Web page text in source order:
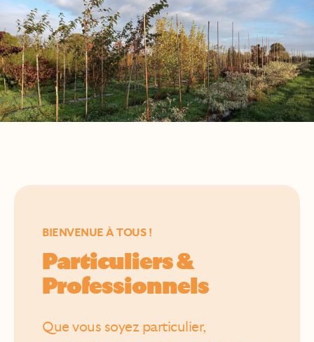
BIENVENUE À TOUS !
Particuliers &
Professionnels
Que vous soyez particulier,